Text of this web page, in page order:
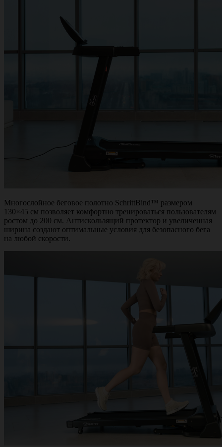
Многослойное беговое полотно SchrittBind™ размером
130×45 см позволяет комфортно тренироваться пользователям
ростом до 200 см. Антискользящий протектор и увеличенная
ширина создают оптимальные условия для безопасного бега
на любой скорости.